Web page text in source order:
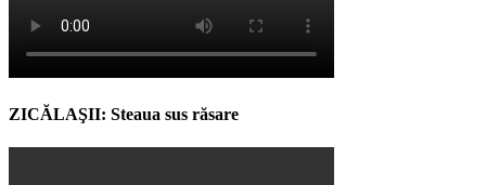
ZICĂLAŞII: Steaua sus răsare